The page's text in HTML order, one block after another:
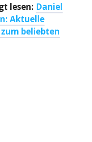
lesen: Daniel
Aktuelle
beliebten